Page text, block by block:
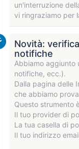
un'interruzione
vi ringraziamo per
Novità:
notifiche
Abbiamo aggiunto
notifiche, ecc.).
Dalla pagina delle
che abbiamo
Questo strumento
Il tuo provider di
La tua casella di
Il tuo indirizzo